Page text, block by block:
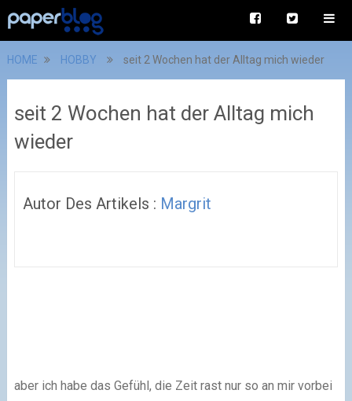
HOME HOBBY seit 2 Wochen hat der Alltag mich wieder
seit 2 Wochen hat der Alltag mich
wieder
Autor Des Artikels : Margrit
aber ich habe das Gefühl, die Zeit rast nur so an mir vorbei